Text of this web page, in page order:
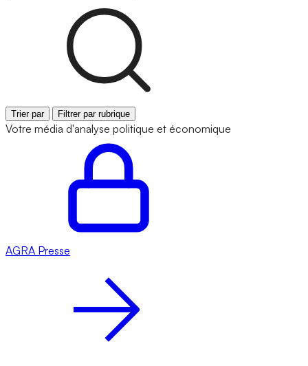
Trier par Filtrer par rubrique
Votre média d'analyse politique et économique
AGRA Presse